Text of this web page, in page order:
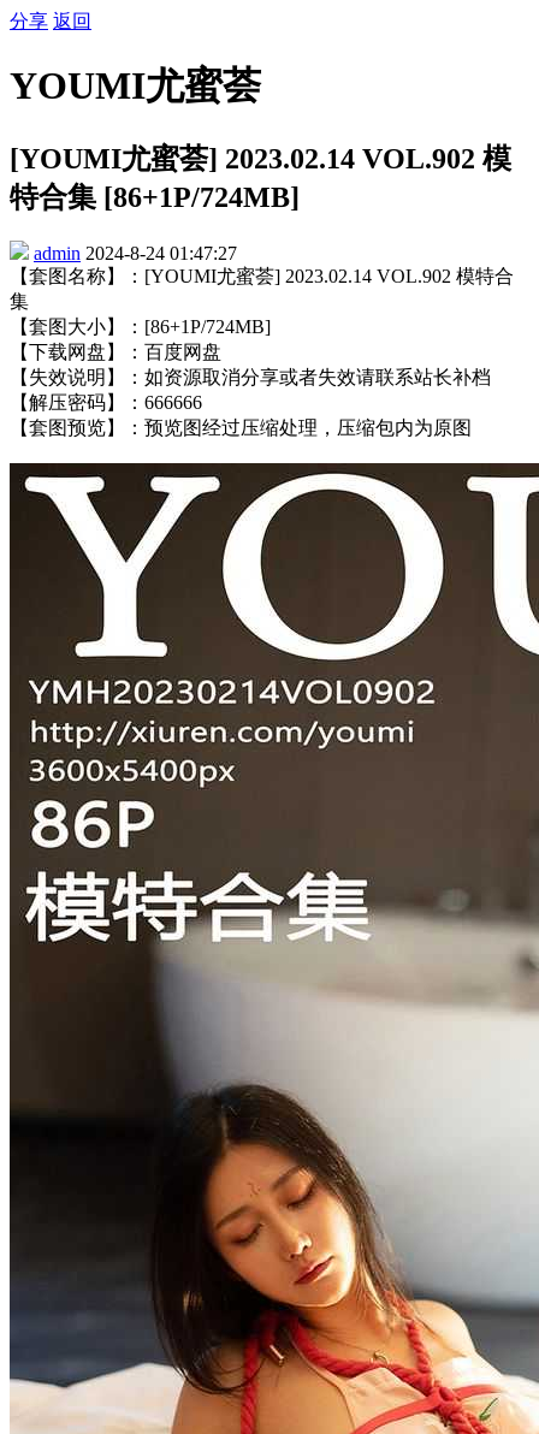
分享 返回
YOUMI尤蜜荟
[YOUMI尤蜜荟] 2023.02.14 VOL.902 模
特合集 [86+1P/724MB]
admin 2024-8-24 01:47:27
【套图名称】：[YOUMI尤蜜荟] 2023.02.14 VOL.902 模特合
集
【套图大小】：[86+1P/724MB]
【下载网盘】：百度网盘
【失效说明】：如资源取消分享或者失效请联系站长补档
【解压密码】：666666
【套图预览】：预览图经过压缩处理，压缩包内为原图